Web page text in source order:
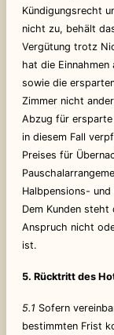
Kündigungsrecht
nicht zu, behält
Vergütung trotz
hat die
sowie die
Zimmer nicht
Abzug für ersparte
in diesem Fall
Preises für
Halbpensions-
Dem Kunden
Anspruch nicht
ist.
5. Rücktritt des
5.1 Sofern
bestimmten Frist